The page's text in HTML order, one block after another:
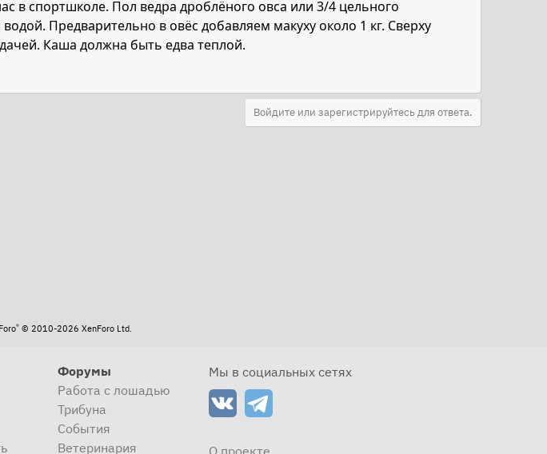
в спортшколе. Пол ведра дроблёного овса или 3/4 цельного
Предварительно в овёс добавляем макуху около 1 кг. Сверху
Каша должна быть едва теплой.
Войдите или зарегистрируйтесь для ответа.
® © 2010-2026 XenForo Ltd.
Форумы
Работа с лошадью
Трибуна
События
Ветеринария
Мы в социальных сетях